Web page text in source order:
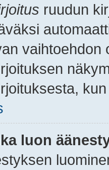
ruudun
vaihtoehdon
luon